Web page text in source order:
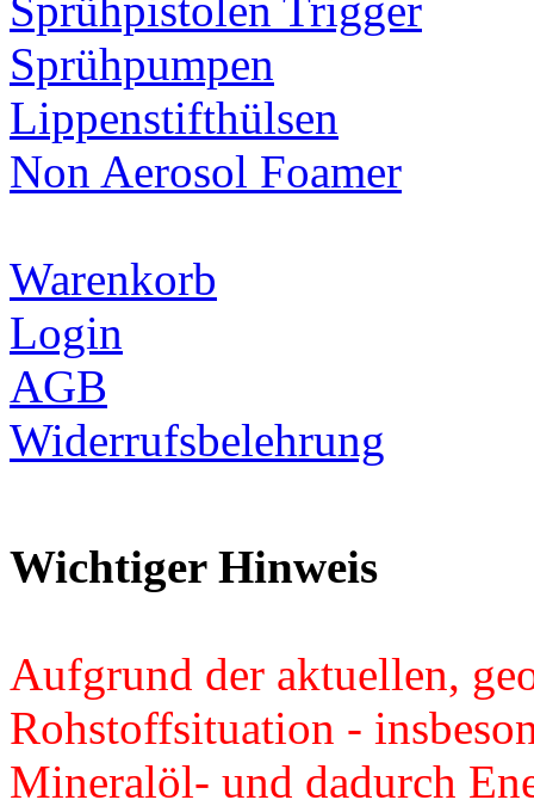
Sprühpumpen
Lippenstifthülsen
Non Aerosol Foamer
Warenkorb
Login
AGB
Widerrufsbelehrung
Wichtiger Hinweis
Aufgrund der aktuellen,
Rohstoffsituation -
Mineralöl- und dadurch